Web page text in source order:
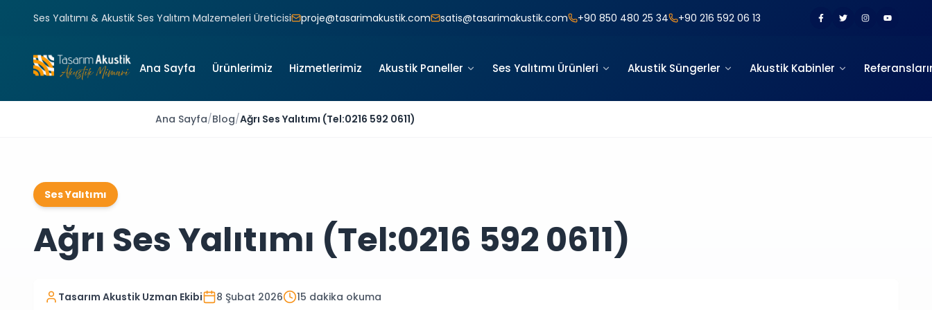
Ses Yalıtımı & Akustik Ses Yalıtım Malzemeleri Üreticisi proje@tasarimakustik.com satis@tasarimakustik.com +90 850 480 25 34 +90 216 592 06 13
Ana Sayfa Ürünlerimiz Hizmetlerimiz Akustik Paneller Ses Yalıtımı Ürünleri Akustik Süngerler Akustik Kabinler
Ana Sayfa/Blog/Ağrı Ses Yalıtımı (Tel:0216 592 0611)
Ses Yalıtımı
Ağrı Ses Yalıtımı (Tel:0216 592 0611)
Tasarım Akustik Uzman Ekibi 8 Şubat 2026 15 dakika okuma